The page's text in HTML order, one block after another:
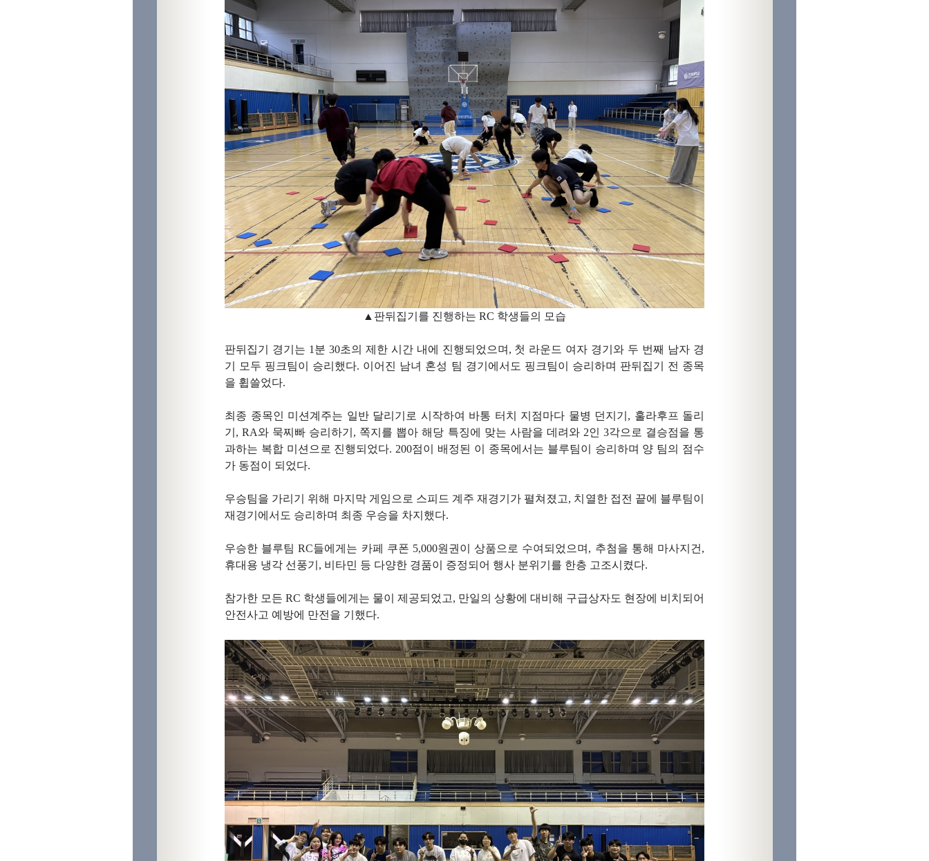
▲판뒤집기를 진행하는 RC 학생들의 모습
판뒤집기 경기는 1분 30초의 제한 시간 내에 진행되었으며, 첫 라운드 여자 경기와 두 번째 남자 경
기 모두 핑크팀이 승리했다. 이어진 남녀 혼성 팀 경기에서도 핑크팀이 승리하며 판뒤집기 전 종목
을 휩쓸었다.
최종 종목인 미션계주는 일반 달리기로 시작하여 바통 터치 지점마다 물병 던지기, 훌라후프 돌리
기, RA와 묵찌빠 승리하기, 쪽지를 뽑아 해당 특징에 맞는 사람을 데려와 2인 3각으로 결승점을 통
과하는 복합 미션으로 진행되었다. 200점이 배정된 이 종목에서는 블루팀이 승리하며 양 팀의 점수
가 동점이 되었다.
우승팀을 가리기 위해 마지막 게임으로 스피드 계주 재경기가 펼쳐졌고, 치열한 접전 끝에 블루팀이
재경기에서도 승리하며 최종 우승을 차지했다.
우승한 블루팀 RC들에게는 카페 쿠폰 5,000원권이 상품으로 수여되었으며, 추첨을 통해 마사지건,
휴대용 냉각 선풍기, 비타민 등 다양한 경품이 증정되어 행사 분위기를 한층 고조시켰다.
참가한 모든 RC 학생들에게는 물이 제공되었고, 만일의 상황에 대비해 구급상자도 현장에 비치되어
안전사고 예방에 만전을 기했다.